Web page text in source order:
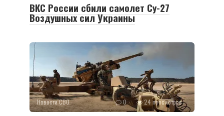
ВКС России сбили самолет Су-27
Воздушных сил Украины
Новости СВО 0 24 просмотров